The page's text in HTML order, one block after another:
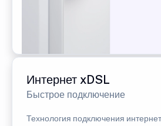
Интернет xDSL
Быстрое подключение
Технология подключения